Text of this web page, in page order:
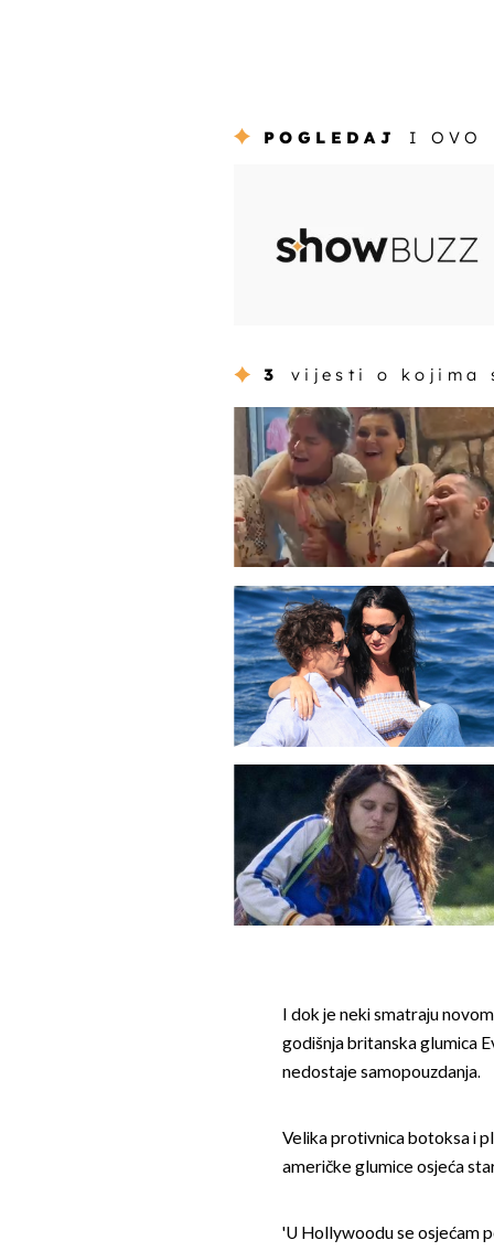
POGLEDAJ I OVO
3 vijesti o kojima
I dok je neki smatraju
godišnja britanska glumica
nedostaje samopouzdanja.
Velika protivnica botoksa i
američke glumice osjeća
'U Hollywoodu se osjećam